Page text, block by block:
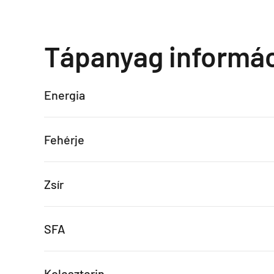
Tápanyag
Energia
Fehérje
Zsír
SFA